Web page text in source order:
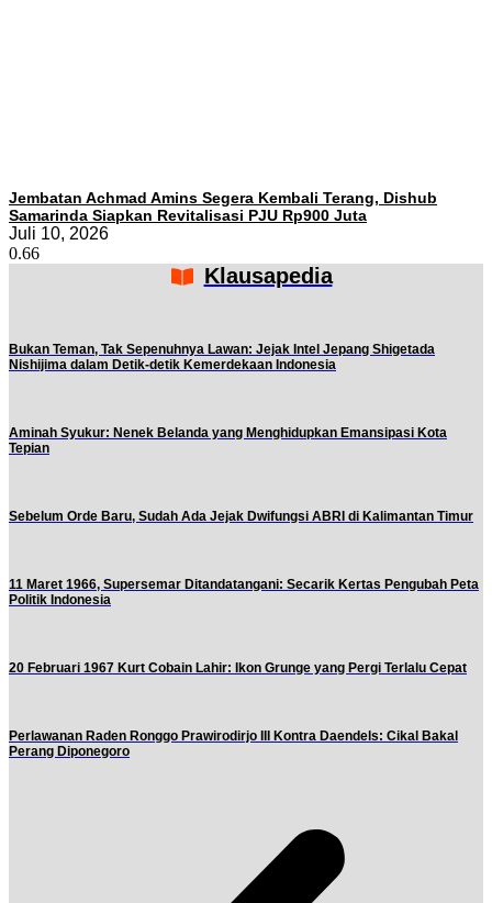
Jembatan Achmad Amins Segera Kembali Terang, Dishub
Samarinda Siapkan Revitalisasi PJU Rp900 Juta
Juli 10, 2026
Klausapedia
Bukan Teman, Tak Sepenuhnya Lawan: Jejak Intel Jepang Shigetada
Nishijima dalam Detik-detik Kemerdekaan Indonesia
Aminah Syukur: Nenek Belanda yang Menghidupkan Emansipasi Kota
Tepian
Sebelum Orde Baru, Sudah Ada Jejak Dwifungsi ABRI di Kalimantan Timur
11 Maret 1966, Supersemar Ditandatangani: Secarik Kertas Pengubah Peta
Politik Indonesia
20 Februari 1967 Kurt Cobain Lahir: Ikon Grunge yang Pergi Terlalu Cepat
Perlawanan Raden Ronggo Prawirodirjo III Kontra Daendels: Cikal Bakal
Perang Diponegoro